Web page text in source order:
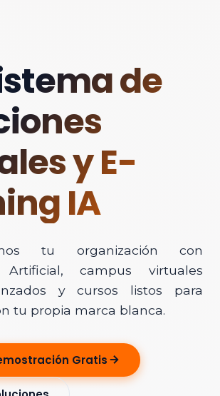
de
y E-
IA
tu organización con
Artificial, campus virtuales
y cursos listos para
tu propia marca blanca.
Gratis